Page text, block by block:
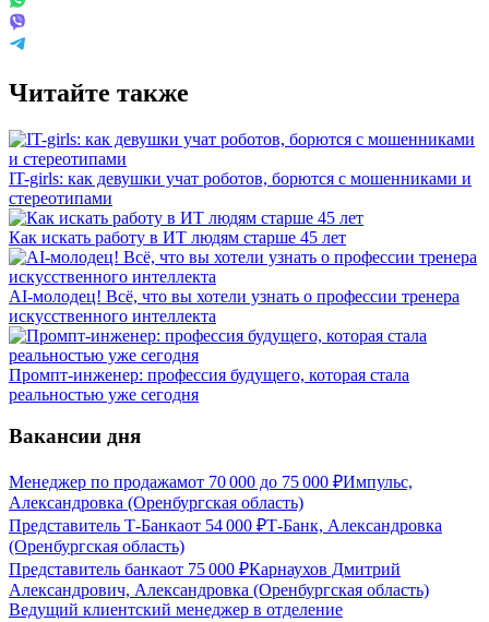
Читайте также
IT-girls: как девушки учат роботов, борются с мошенниками и
стереотипами
Как искать работу в ИТ людям старше 45 лет
AI-молодец! Всё, что вы хотели узнать о профессии тренера
искусственного интеллекта
Промпт-инженер: профессия будущего, которая стала
реальностью уже сегодня
Вакансии дня
Менеджер по продажамот 70 000 до 75 000 ₽Импульс,
Александровка (Оренбургская область)
Представитель Т-Банкаот 54 000 ₽Т-Банк, Александровка
(Оренбургская область)
Представитель банкаот 75 000 ₽Карнаухов Дмитрий
Александрович, Александровка (Оренбургская область)
Ведущий клиентский менеджер в отделение